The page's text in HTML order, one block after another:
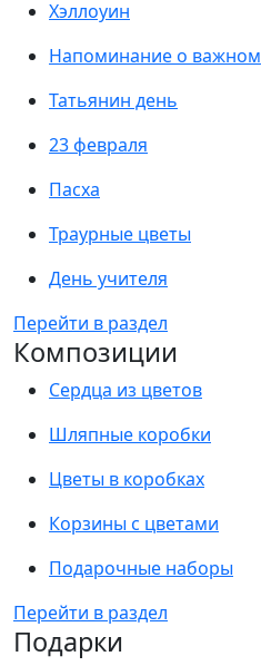
Хэллоуин
Напоминание о важном
Татьянин день
23 февраля
Пасха
Траурные цветы
День учителя
Перейти в раздел
Композиции
Сердца из цветов
Шляпные коробки
Цветы в коробках
Корзины с цветами
Подарочные наборы
Перейти в раздел
Подарки